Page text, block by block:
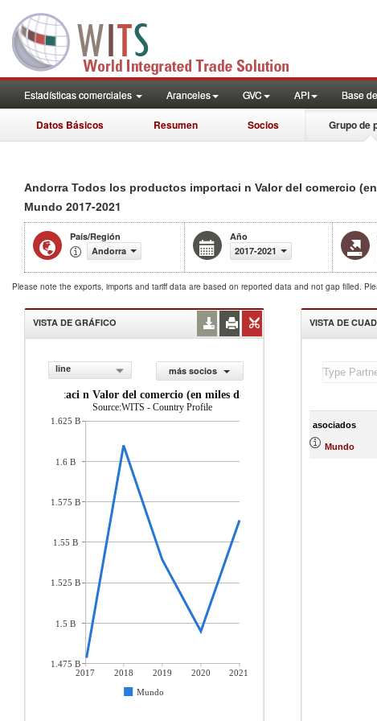
Estadísticas comerciales Aranceles GVC API Base
Datos Básicos Resumen Socios Grupo de
Andorra Todos los productos importaci n Valor del comercio
Mundo 2017-2021
País/Región
Andorra
Año
2017-2021
Please note the exports, imports and tariff data are based on reported data and not gap filled.
VISTA DE GRÁFICO
line
más socios
importaci n Valor del comercio (en miles de US$)
Source:WITS - Country Profile
2017 2018 2019 2020
2021
Mundo
1.625 B
1.6 B
1.575 B
1.55 B
1.525 B
1.5 B
1.475 B
VISTA DE
asociados
Mundo